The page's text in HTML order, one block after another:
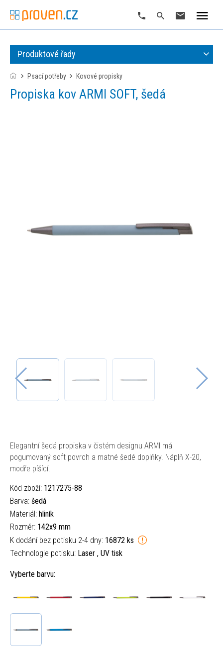
Produktové řady
Psací potřeby kovové propisky
Propiska kov ARMI SOFT, šedá
Elegantní šedá propiska v čistém designu ARMI má
pogumovaný soft povrch a matné šedé doplňky. Náplň X-20,
modře píšící.
Kód zboží: 1217275-88
Barva: šedá
Materiál: hliník
Rozměr: 142x9 mm
K dodání bez potisku 2-4 dny: 16872 ks
Technologie potisku: Laser , UV tisk
Vyberte barvu: